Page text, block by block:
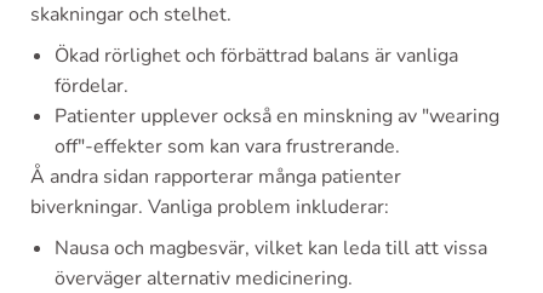
skakningar och stelhet.
Ökad rörlighet och förbättrad balans är vanliga
fördelar.
Patienter upplever också en minskning av "wearing
off"-effekter som kan vara frustrerande.
Å andra sidan rapporterar många patienter
biverkningar. Vanliga problem inkluderar:
Nausa och magbesvär, vilket kan leda till att vissa
överväger alternativ medicinering.